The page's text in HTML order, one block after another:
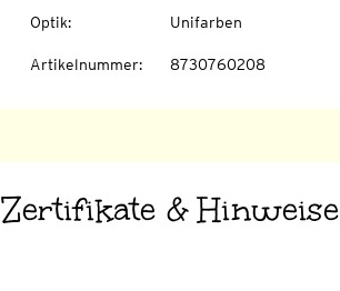
Optik: Unifarben
Artikelnummer: 8730760208
Zertifikate & Hinweise